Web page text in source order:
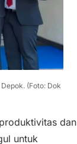
(Foto: Dok
dan
untuk